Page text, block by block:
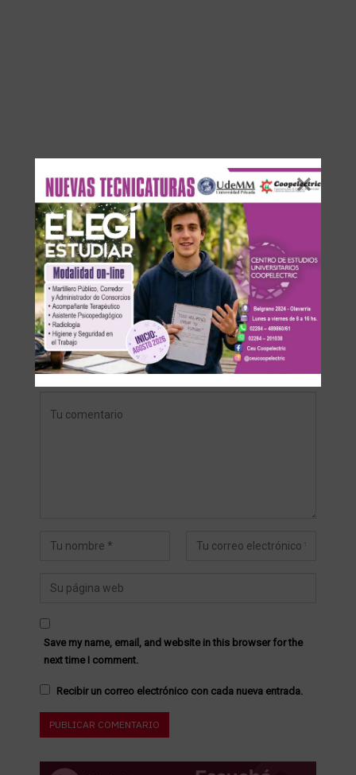
DEJA UNA RESPUESTA
Su dirección de correo electrónico no será publicada.
Save my name, email, and website in this browser for the
next time I comment.
Recibir un correo electrónico con cada nueva entrada.